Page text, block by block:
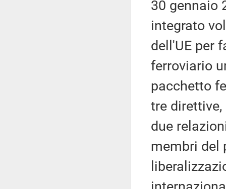
30 gennaio
integrato
dell'UE per
ferroviario
pacchetto
tre
due
membri del